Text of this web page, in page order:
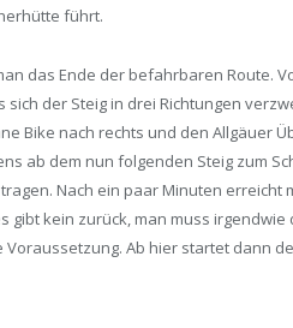
führt.
das Ende der befahrbaren Route.
der Steig in drei Richtungen
Bike nach rechts und den Allgäuer
ab dem nun folgenden Steig zum
Nach ein paar Minuten erreicht
gibt kein zurück, man muss
Ab hier startet dann